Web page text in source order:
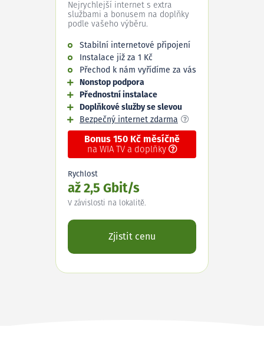
Nejrychlejší internet s extra
službami a bonusem na doplňky
podle vašeho výběru.
Stabilní internetové připojení
Instalace již za 1 Kč
Přechod k nám vyřídíme za vás
Nonstop podpora
Přednostní instalace
Doplňkové služby se slevou
Bezpečný internet zdarma
Bonus 150 Kč měsíčně
na WIA TV a doplňky
Rychlost
až 2,5 Gbit/s
V závislosti na lokalitě.
Zjistit cenu